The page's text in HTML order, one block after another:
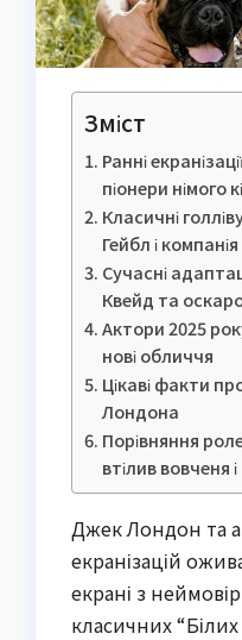
Зміст
Ранні
піонери німого
Класичні
Гейбл і компанія
Сучасні
Квейд та
Актори 2025
нові обличчя
Цікаві факти
Лондона
Порівняння
втілив вовченя
Джек Лондон та
екранізацій
екрані з
класичних “Білих